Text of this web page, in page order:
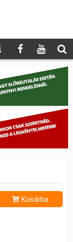
Kosárba